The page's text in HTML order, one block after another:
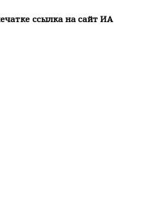
ссылка на сайт ИА